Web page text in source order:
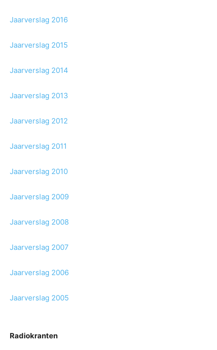
Jaarverslag 2016
Jaarverslag 2015
Jaarverslag 2014
Jaarverslag 2013
Jaarverslag 2012
Jaarverslag 2011
Jaarverslag 2010
Jaarverslag 2009
Jaarverslag 2008
Jaarverslag 2007
Jaarverslag 2006
Jaarverslag 2005
Radiokranten